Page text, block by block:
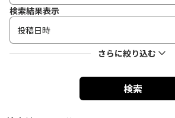
検索結果表示
投稿日時
さらに絞り込む
検索